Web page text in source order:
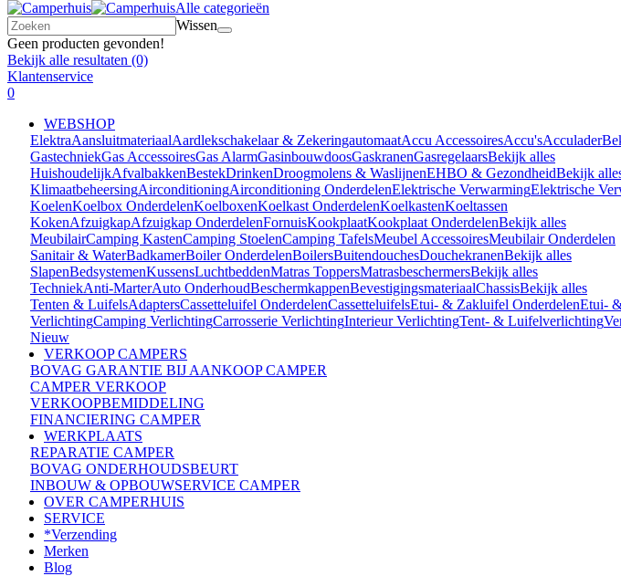
Alle categorieën
Wissen
Geen producten gevonden!
Bekijk alle resultaten (0)
Klantenservice
0
WEBSHOP
ElektraAansluitmateriaalAardlekschakelaar & ZekeringautomaatAccu AccessoiresAccu'sAcculader
GastechniekGas AccessoiresGas AlarmGasinbouwdoosGaskranenGasregelaarsBekijk alles
HuishoudelijkAfvalbakkenBestekDrinkenDroogmolens & WaslijnenEHBO & GezondheidBekijk
KlimaatbeheersingAirconditioningAirconditioning OnderdelenElektrische VerwarmingElektrische
KoelenKoelbox OnderdelenKoelboxenKoelkast OnderdelenKoelkastenKoeltassen
KokenAfzuigkapAfzuigkap OnderdelenFornuisKookplaatKookplaat OnderdelenBekijk alles
MeubilairCamping KastenCamping StoelenCamping TafelsMeubel AccessoiresMeubilair Onderdelen
Sanitair & WaterBadkamerBoiler OnderdelenBoilersBuitendouchesDouchekranenBekijk alles
SlapenBedsystemenKussensLuchtbeddenMatras ToppersMatrasbeschermersBekijk alles
TechniekAnti-MarterAuto OnderhoudBeschermkappenBevestigingsmateriaalChassisBekijk alles
Tenten & LuifelsAdaptersCassetteluifel OnderdelenCassetteluifelsEtui- & Zakluifel OnderdelenEtui-
VerlichtingCamping VerlichtingCarrosserie VerlichtingInterieur VerlichtingTent- & Luifelverlichting
Nieuw
VERKOOP CAMPERS
BOVAG GARANTIE BIJ AANKOOP CAMPER
CAMPER VERKOOP
VERKOOPBEMIDDELING
FINANCIERING CAMPER
WERKPLAATS
REPARATIE CAMPER
BOVAG ONDERHOUDSBEURT
INBOUW & OPBOUWSERVICE CAMPER
OVER CAMPERHUIS
SERVICE
*Verzending
Merken
Blog